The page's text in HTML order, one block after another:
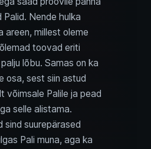
Nende hulka
areen, millest oleme
toovad eriti
lõbu. Samas on ka
osa, sest siin astud
võimsale Palile ja pead
selle alistama.
sind suurepärased
Pali muna, aga ka